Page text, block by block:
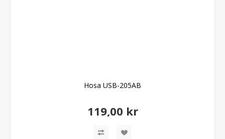
Hosa USB-205AB
119,00 kr